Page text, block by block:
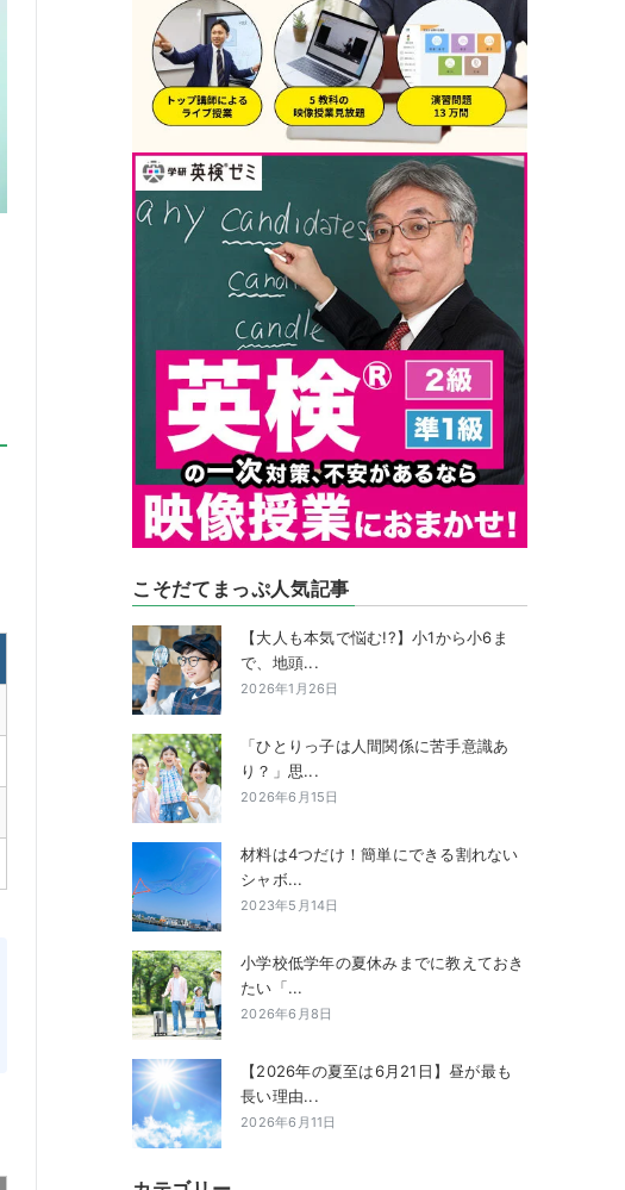
こそだてまっぷ人気記事
【大人も本気で悩む!?】小1から小6ま
で、地頭...
2026年1月26日
「ひとりっ子は人間関係に苦手意識あ
り？」思...
2026年6月15日
材料は4つだけ！簡単にできる割れない
シャボ...
2023年5月14日
小学校低学年の夏休みまでに教えておき
たい「...
2026年6月8日
【2026年の夏至は6月21日】昼が最も
長い理由...
2026年6月11日